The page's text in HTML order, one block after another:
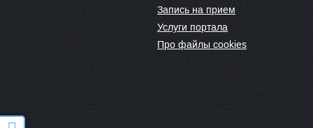
Запись на прием
Услуги портала
Про файлы cookies